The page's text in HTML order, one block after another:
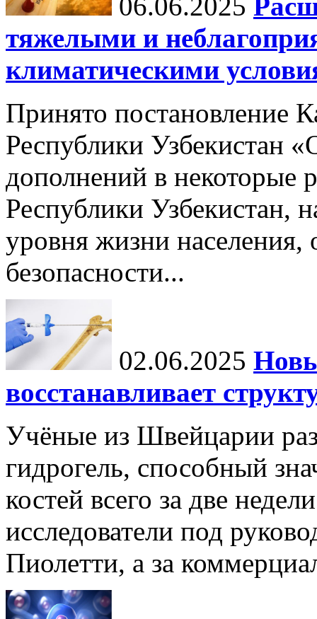
06.06.2025
тяжелыми и
климатическими
Принято постановление
Республики Узбекистан
дополнений в некоторые
Республики Узбекистан,
уровня жизни населения,
безопасности...
02.06.2025
восстанавливает
Учёные из Швейцарии
гидрогель, способный
костей всего за две
исследователи под
Пиолетти, а за